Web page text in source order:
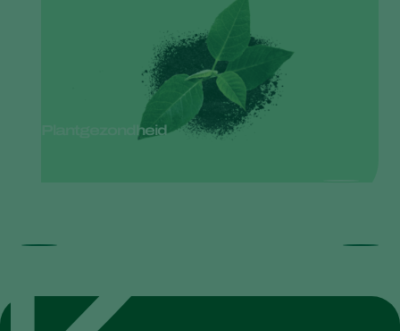
Plantgezondheid